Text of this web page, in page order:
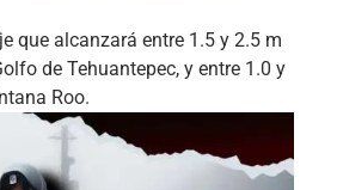
que alcanzará entre 1.5 y 2.5 m
de Tehuantepec, y entre 1.0 y
Roo.